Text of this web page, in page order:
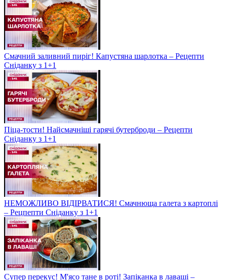
Смачний заливний пиріг! Капустяна шарлотка – Рецепти
Сніданку з 1+1
Піца-тости! Найсмачніші гарячі бутерброди – Рецепти
Сніданку з 1+1
НЕМОЖЛИВО ВІДІРВАТИСЯ! Смачнюща галета з картоплі
– Рецпепти Сніданку з 1+1
Супер перекус! М'ясо тане в роті! Запіканка в лаваші –